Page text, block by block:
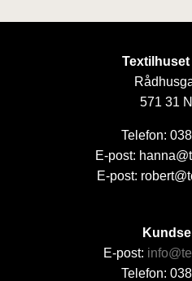
Textilhuset
571 31
Telefon:
E-post:
E-post:
E-post:
Telefon: